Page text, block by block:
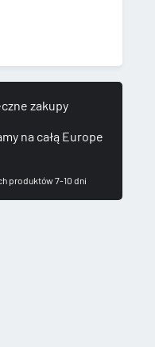
zakupy
na całą Europe
produktów 7-10 dni